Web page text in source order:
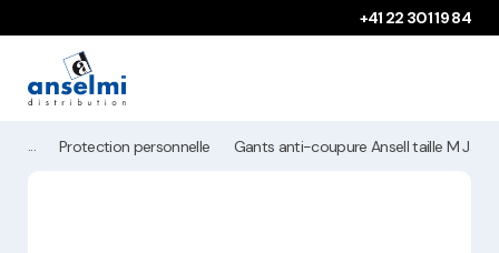
+41 22 301 19 84
Protection personnelle Gants anti-coupure Ansell taille M